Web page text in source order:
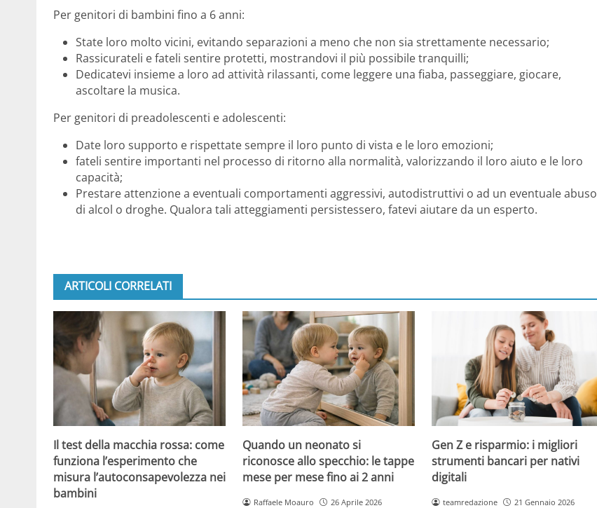
Per genitori di bambini fino a 6 anni:
State loro molto vicini, evitando separazioni a meno che non sia strettamente necessario;
Rassicurateli e fateli sentire protetti, mostrandovi il più possibile tranquilli;
Dedicatevi insieme a loro ad attività rilassanti, come leggere una fiaba, passeggiare, giocare,
ascoltare la musica.
Per genitori di preadolescenti e adolescenti:
Date loro supporto e rispettate sempre il loro punto di vista e le loro emozioni;
fateli sentire importanti nel processo di ritorno alla normalità, valorizzando il loro aiuto e le loro
capacità;
Prestare attenzione a eventuali comportamenti aggressivi, autodistruttivi o ad un eventuale abuso
di alcol o droghe. Qualora tali atteggiamenti persistessero, fatevi aiutare da un esperto.
ARTICOLI CORRELATI
Il test della macchia rossa: come
funziona l’esperimento che
misura l’autoconsapevolezza nei
bambini
Quando un neonato si
riconosce allo specchio: le tappe
mese per mese fino ai 2 anni
Raffaele Moauro 26 Aprile 2026
Gen Z e risparmio: i migliori
strumenti bancari per nativi
digitali
teamredazione 21 Gennaio 2026